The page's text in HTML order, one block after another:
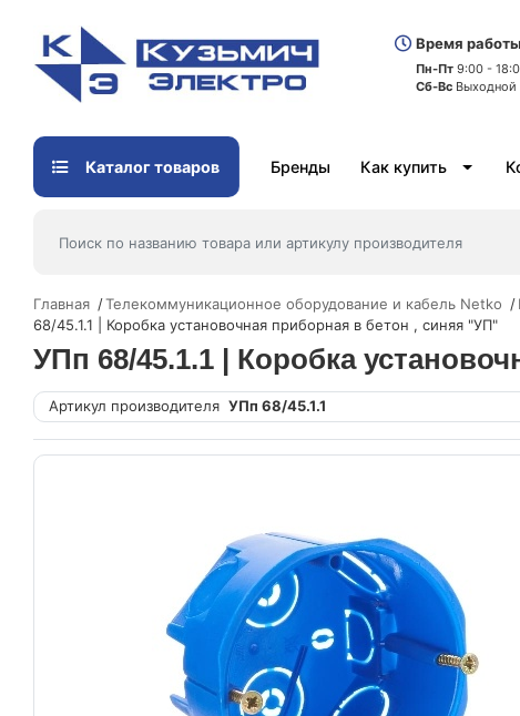
Время работы
Пн-Пт 9:00 -
Сб-Вс Выходной
Каталог товаров Бренды Как купить
Главная Телекоммуникационное оборудование и кабель Netko
68/45.1.1 | Коробка установочная приборная в бетон , синяя "УП"
УПп 68/45.1.1 | Коробка
Артикул производителя УПп 68/45.1.1